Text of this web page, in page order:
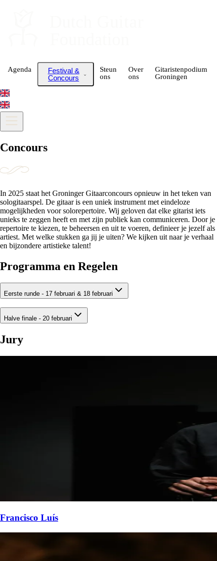
Agenda
Festival &
Concours
Steun
ons
Over
ons
Gitaristenpodium
Groningen
Concours
In 2025 staat het Groninger Gitaarconcours opnieuw in het teken van
sologitaarspel. De gitaar is een uniek instrument met eindeloze
mogelijkheden voor solorepertoire. Wij geloven dat elke gitarist iets
unieks te zeggen heeft en met zijn publiek kan communiceren. Door je
repertoire te kiezen, te beheersen en uit te voeren, definieer je jezelf als
artiest. Met welke stukken ga jij je uiten? We kijken uit naar je verhaal
en bijzondere artistieke talent!
Programma en Regelen
Eerste runde - 17 februari & 18 februari
Halve finale - 20 februari
Jury
Francisco Luís